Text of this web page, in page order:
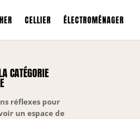
CELLIER ÉLECTROMÉNAGER
CATÉGORIE
réflexes pour
un espace de